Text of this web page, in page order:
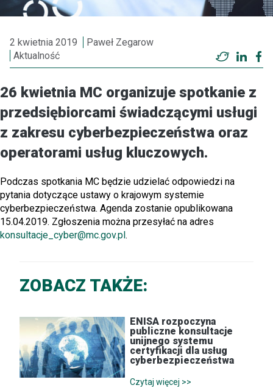
2 kwietnia 2019
Paweł Zegarow
Aktualność
Twitter
26 kwietnia MC organizuje spotkanie z
przedsiębiorcami świadczącymi usługi
z zakresu cyberbezpieczeństwa oraz
operatorami usług kluczowych.
Podczas spotkania MC będzie udzielać odpowiedzi na
pytania dotyczące ustawy o krajowym systemie
cyberbezpieczeństwa. Agenda zostanie opublikowana
15.04.2019. Zgłoszenia można przesyłać na adres
konsultacje_cyber@mc.gov.pl.
ZOBACZ TAKŻE:
ENISA rozpoczyna
publiczne konsultacje
unijnego systemu
certyfikacji dla usług
cyberbezpieczeństwa
Czytaj więcej >>